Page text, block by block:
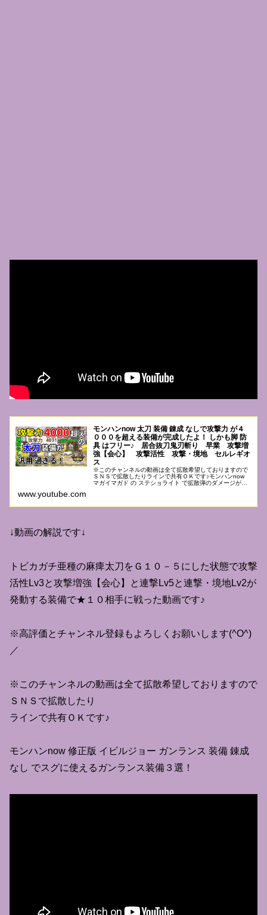
モンハンnow 太刀 装備 錬成 なしで攻撃力 が４
０００を超える装備が完成したよ！ しかも脚 防
具 はフリー♪ 居合抜刀鬼刃斬り 早業 攻撃増
強【会心】 攻撃活性 攻撃・境地 セルレギオ
ス
※このチャンネルの動画は全て拡散希望しておりますので
ＳＮＳで拡散したりラインで共有ＯＫです♪モンハンnow
マガイマガド の ステショライト で拡散弾のダメージが４
www.youtube.com
↓動画の解説です↓
トビカガチ亜種の麻痺太刀をＧ１０－５にした状態で攻撃
活性Lv3と攻撃増強【会心】と連撃Lv5と連撃・境地Lv2が
発動する装備で★１０相手に戦った動画です♪
※高評価とチャンネル登録もよろしくお願いします(^O^)
／
※このチャンネルの動画は全て拡散希望しておりますので
ＳＮＳで拡散したり
ラインで共有ＯＫです♪
モンハンnow 修正版 イビルジョー ガンランス 装備 錬成
なし でスグに使えるガンランス装備３選！